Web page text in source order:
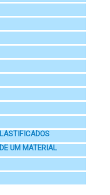
UM MATERIAL